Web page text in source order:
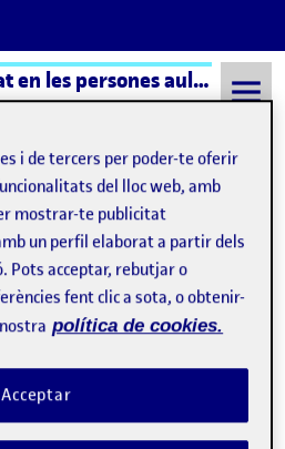
Disseny centrat en les persones aula 2
16 Maig, 2022
I OBJECTE (1)
-1 comentari
i de tercers per poder-te oferir
del lloc web, amb
mostrar-te publicitat
un perfil elaborat a partir dels
Pots acceptar, rebutjar o
fent clic a sota, o obtenir-
política de cookies.
Acceptar